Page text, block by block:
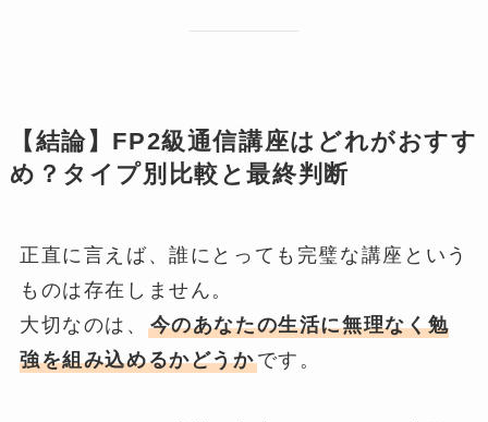
【結論】FP2級通信講座はどれがおすす
め？タイプ別比較と最終判断
正直に言えば、誰にとっても完璧な講座という
ものは存在しません。
大切なのは、 今のあなたの生活に無理なく勉
強を組み込めるかどうかです。